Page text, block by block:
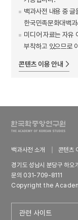
백과사전 내용 중
한국민족문화대백
미디어 자료는 자유
부착하고 있으므로
콘텐츠 이용 안내
백과사전 소개 콘텐츠
경기도 성남시 분당구 하
문의 031-709-8111
Copyright the
관련 사이트